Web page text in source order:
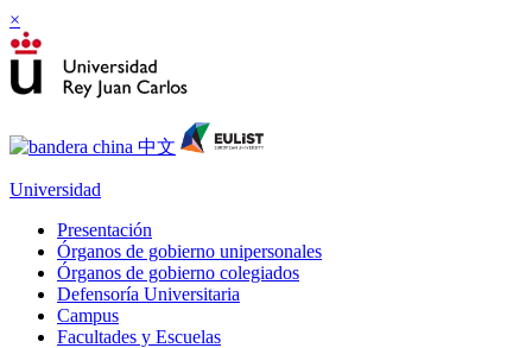
×
Universidad
Presentación
Órganos de gobierno unipersonales
Órganos de gobierno colegiados
Defensoría Universitaria
Campus
Facultades y Escuelas